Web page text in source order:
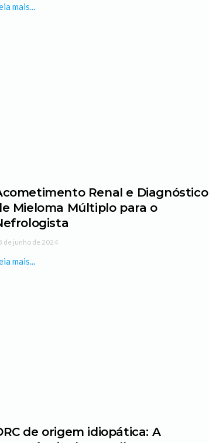
mais...
Renal e Diagnóstico
Mieloma Múltiplo para o
de junho de 2024
mais...
de origem idiopática: A